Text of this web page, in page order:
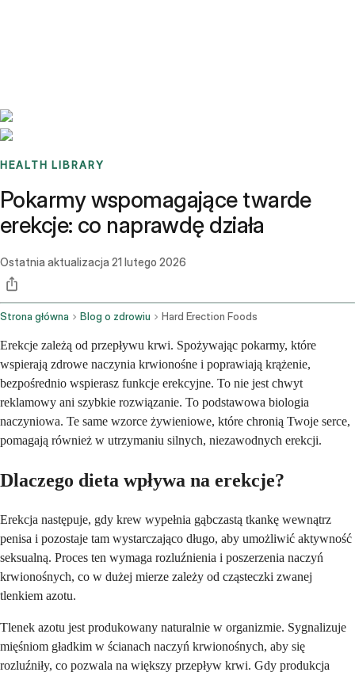
HEALTH LIBRARY
Pokarmy wspomagające twarde
erekcje: co naprawdę działa
Ostatnia aktualizacja 21 lutego 2026
Strona główna Blog o zdrowiu Hard Erection Foods
Erekcje zależą od przepływu krwi. Spożywając pokarmy, które
wspierają zdrowe naczynia krwionośne i poprawiają krążenie,
bezpośrednio wspierasz funkcje erekcyjne. To nie jest chwyt
reklamowy ani szybkie rozwiązanie. To podstawowa biologia
naczyniowa. Te same wzorce żywieniowe, które chronią Twoje serce,
pomagają również w utrzymaniu silnych, niezawodnych erekcji.
Dlaczego dieta wpływa na erekcje?
Erekcja następuje, gdy krew wypełnia gąbczastą tkankę wewnątrz
penisa i pozostaje tam wystarczająco długo, aby umożliwić aktywność
seksualną. Proces ten wymaga rozluźnienia i poszerzenia naczyń
krwionośnych, co w dużej mierze zależy od cząsteczki zwanej
tlenkiem azotu.
Tlenek azotu jest produkowany naturalnie w organizmie. Sygnalizuje
mięśniom gładkim w ścianach naczyń krwionośnych, aby się
rozluźniły, co pozwala na większy przepływ krwi. Gdy produkcja